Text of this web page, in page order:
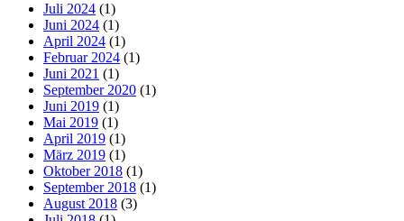
Juli 2024 (1)
Juni 2024 (1)
April 2024 (1)
Februar 2024 (1)
Juni 2021 (1)
September 2020 (1)
Juni 2019 (1)
Mai 2019 (1)
April 2019 (1)
März 2019 (1)
Oktober 2018 (1)
September 2018 (1)
August 2018 (3)